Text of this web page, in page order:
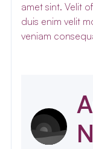
amet sint. Velit
duis enim velit
veniam